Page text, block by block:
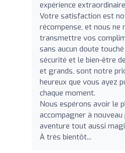
expérience
Votre satisfaction est
récompense, et nous ne
transmettre vos
sans aucun doute
sécurité et le bien-être
et grands, sont notre
heureux que vous ayez
chaque moment.
Nous espérons avoir le
accompagner à
aventure tout aussi
À très bientôt...